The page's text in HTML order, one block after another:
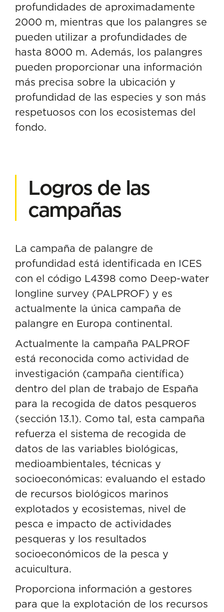
profundidades de aproximadamente
2000 m, mientras que los palangres se
pueden utilizar a profundidades de
hasta 8000 m. Además, los palangres
pueden proporcionar una información
más precisa sobre la ubicación y
profundidad de las especies y son más
respetuosos con los ecosistemas del
fondo.
Logros de las
campañas
La campaña de palangre de
profundidad está identificada en ICES
con el código L4398 como Deep-water
longline survey (PALPROF) y es
actualmente la única campaña de
palangre en Europa continental.
Actualmente la campaña PALPROF
está reconocida como actividad de
investigación (campaña científica)
dentro del plan de trabajo de España
para la recogida de datos pesqueros
(sección 13.1). Como tal, esta campaña
refuerza el sistema de recogida de
datos de las variables biológicas,
medioambientales, técnicas y
socioeconómicas: evaluando el estado
de recursos biológicos marinos
explotados y ecosistemas, nivel de
pesca e impacto de actividades
pesqueras y los resultados
socioeconómicos de la pesca y
acuicultura.
Proporciona información a gestores
para que la explotación de los recursos